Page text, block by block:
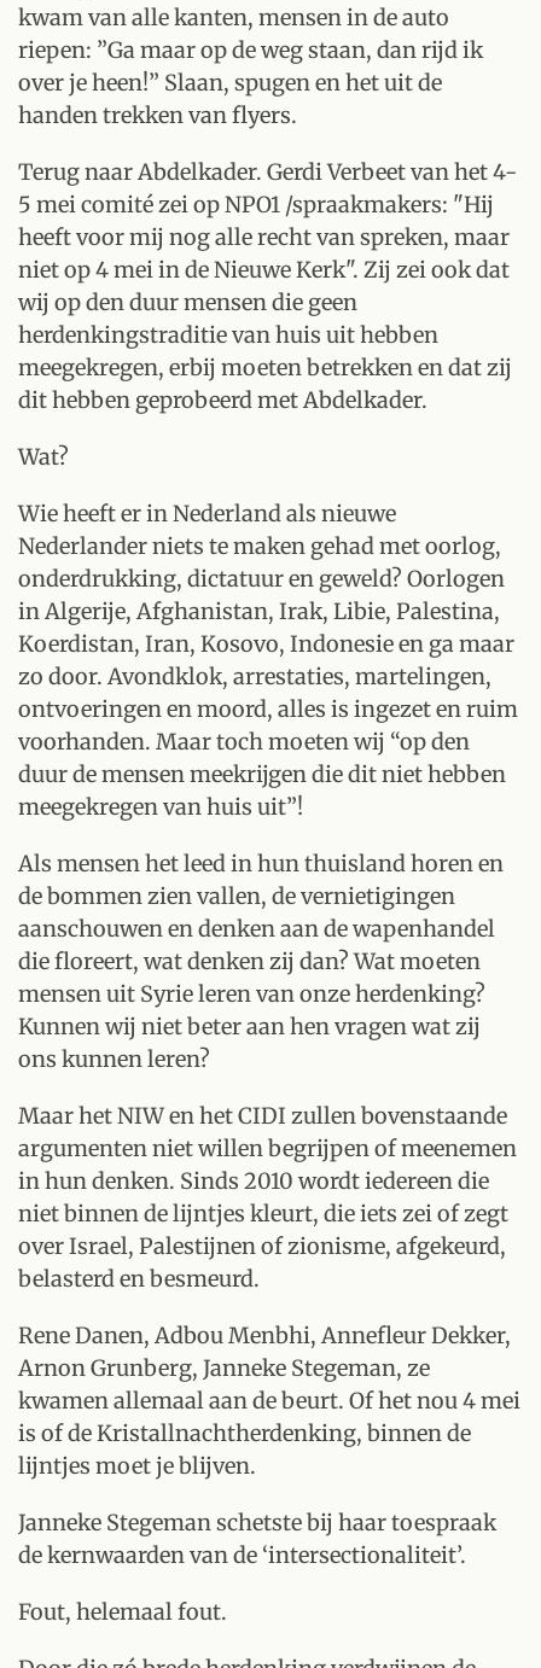
kwam van alle kanten, mensen in de auto
riepen: ”Ga maar op de weg staan, dan rijd ik
over je heen!” Slaan, spugen en het uit de
handen trekken van flyers.
Terug naar Abdelkader. Gerdi Verbeet van het 4-
5 mei comité zei op NPO1 /spraakmakers: "Hij
heeft voor mij nog alle recht van spreken, maar
niet op 4 mei in de Nieuwe Kerk". Zij zei ook dat
wij op den duur mensen die geen
herdenkingstraditie van huis uit hebben
meegekregen, erbij moeten betrekken en dat zij
dit hebben geprobeerd met Abdelkader.
Wat?
Wie heeft er in Nederland als nieuwe
Nederlander niets te maken gehad met oorlog,
onderdrukking, dictatuur en geweld? Oorlogen
in Algerije, Afghanistan, Irak, Libie, Palestina,
Koerdistan, Iran, Kosovo, Indonesie en ga maar
zo door. Avondklok, arrestaties, martelingen,
ontvoeringen en moord, alles is ingezet en ruim
voorhanden. Maar toch moeten wij “op den
duur de mensen meekrijgen die dit niet hebben
meegekregen van huis uit”!
Als mensen het leed in hun thuisland horen en
de bommen zien vallen, de vernietigingen
aanschouwen en denken aan de wapenhandel
die floreert, wat denken zij dan? Wat moeten
mensen uit Syrie leren van onze herdenking?
Kunnen wij niet beter aan hen vragen wat zij
ons kunnen leren?
Maar het NIW en het CIDI zullen bovenstaande
argumenten niet willen begrijpen of meenemen
in hun denken. Sinds 2010 wordt iedereen die
niet binnen de lijntjes kleurt, die iets zei of zegt
over Israel, Palestijnen of zionisme, afgekeurd,
belasterd en besmeurd.
Rene Danen, Adbou Menbhi, Annefleur Dekker,
Arnon Grunberg, Janneke Stegeman, ze
kwamen allemaal aan de beurt. Of het nou 4 mei
is of de Kristallnachtherdenking, binnen de
lijntjes moet je blijven.
Janneke Stegeman schetste bij haar toespraak
de kernwaarden van de ‘intersectionaliteit’.
Fout, helemaal fout.